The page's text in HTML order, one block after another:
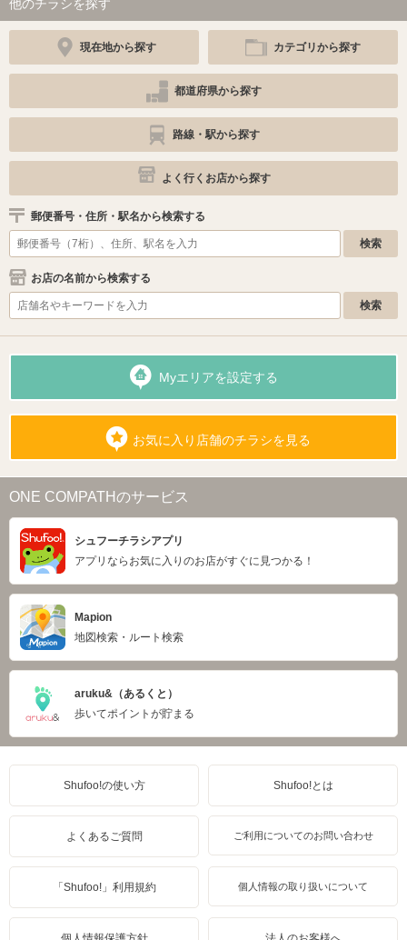
他のチラシを探す
現在地から探す カテゴリから探す
都道府県から探す
路線・駅から探す
よく行くお店から探す
郵便番号・住所・駅名から検索する
お店の名前から検索する
Myエリアを設定する
お気に入り店舗のチラシを見る
ONE COMPATHのサービス
シュフーチラシアプリ
アプリならお気に入りのお店がすぐに見つかる！
Mapion
地図検索・ルート検索
aruku&（あるくと）
歩いてポイントが貯まる
Shufoo!の使い方 Shufoo!とは
よくあるご質問 ご利用についてのお問い合わせ
「Shufoo!」利用規約 個人情報の取り扱いについて